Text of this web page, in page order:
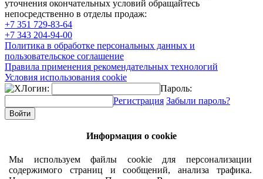
уточнения окончательных условий обращайтесь
непосредственно в отделы продаж:
+7 351 729-83-64
+7 343 204-94-00
Политика в обработке персональных данных и
пользовательское соглашение
Правила применения рекомендательных технологий
Условия использования cookie
Логин:
Пароль:
Регистрация Забыли пароль?
Информация о cookie
Мы используем файлы cookie для персонализации
содержимого страниц и сообщений, анализа трафика.